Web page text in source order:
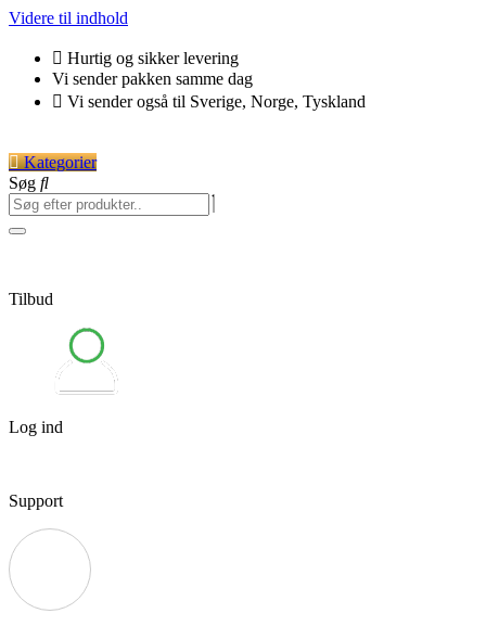
Videre til indhold
Hurtig og sikker levering
Vi sender pakken samme dag
Vi sender også til Sverige, Norge, Tyskland
Kategorier
Søg
Tilbud
Log ind
Support